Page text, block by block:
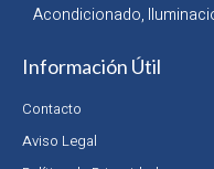
Acondicionado,
Información Útil
Contacto
Aviso Legal